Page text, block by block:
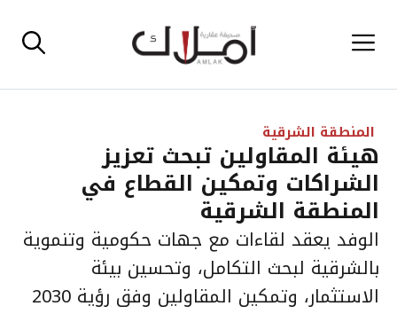
إلى القائمة
المنطقة الشرقية
هيئة المقاولين تبحث تعزيز
الشراكات وتمكين القطاع في
المنطقة الشرقية
الوفد يعقد لقاءات مع جهات حكومية وتنموية
بالشرقية لبحث التكامل، وتحسين بيئة
الاستثمار، وتمكين المقاولين وفق رؤية 2030